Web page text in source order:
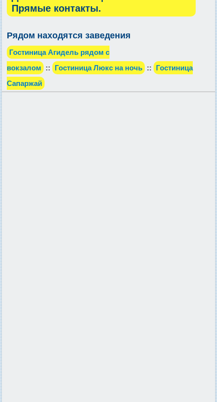
Прямые контакты.
Рядом находятся заведения
Гостиница Агидель рядом с
вокзалом
:: Гостиница Люкс на ночь ::
Гостиница
Сапаржай